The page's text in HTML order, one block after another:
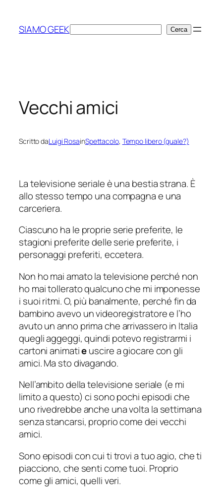
contenuto
SIAMO GEEKCerca Cerca
Vecchi amici
Scritto daLuigi RosainSpettacolo, Tempo libero (quale?)
La televisione seriale è una bestia strana. È
allo stesso tempo una compagna e una
carceriera.
Ciascuno ha le proprie serie preferite, le
stagioni preferite delle serie preferite, i
personaggi preferiti, eccetera.
Non ho mai amato la televisione perché non
ho mai tollerato qualcuno che mi imponesse
i suoi ritmi. O, più banalmente, perché fin da
bambino avevo un videoregistratore e l’ho
avuto un anno prima che arrivassero in Italia
quegli aggeggi, quindi potevo registrarmi i
cartoni animatieuscire a giocare con gli
amici. Ma sto divagando.
Nell’ambito della televisione seriale (e mi
limito a questo) ci sono pochi episodi che
uno rivedrebbe anche una volta la settimana
senza stancarsi, proprio come dei vecchi
amici.
Sono episodi con cui ti trovi a tuo agio, che ti
piacciono, che senti cometuoi. Proprio
come gli amici, quelli veri.